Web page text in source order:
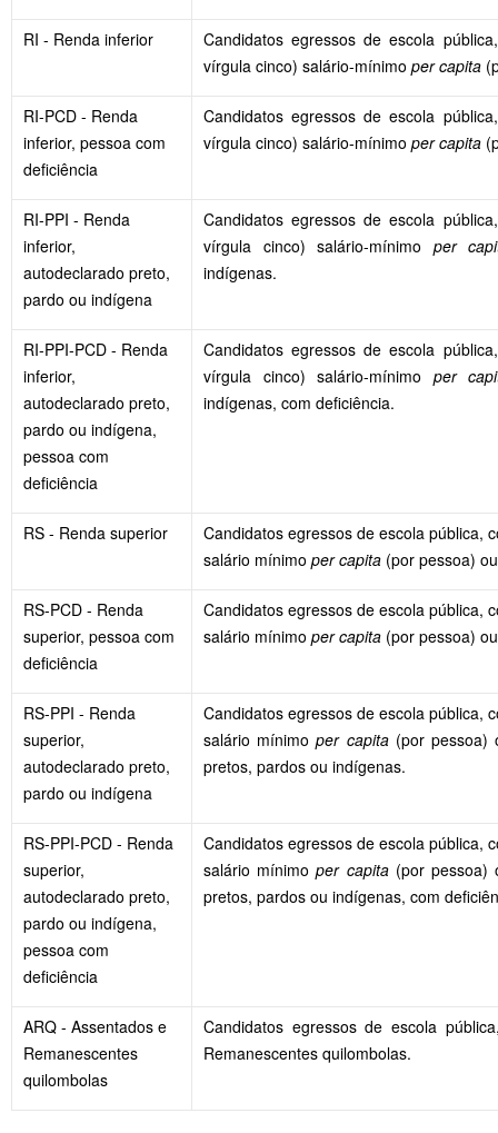
RI - Renda inferior
Candidatos egressos de escola
vírgula cinco) salário-mínimo per capita
RI-PCD - Renda
inferior, pessoa com
deficiência
Candidatos egressos de escola
vírgula cinco) salário-mínimo per capita
RI-PPI - Renda
inferior,
autodeclarado preto,
pardo ou indígena
Candidatos egressos de escola
vírgula cinco) salário-mínimo per
indígenas.
RI-PPI-PCD - Renda
inferior,
autodeclarado preto,
pardo ou indígena,
pessoa com
deficiência
Candidatos egressos de escola
vírgula cinco) salário-mínimo per
indígenas, com deficiência.
RS - Renda superior
Candidatos egressos de escola pública,
salário mínimo per capita (por pessoa)
RS-PCD - Renda
superior, pessoa com
deficiência
Candidatos egressos de escola pública,
salário mínimo per capita (por pessoa)
RS-PPI - Renda
superior,
autodeclarado preto,
pardo ou indígena
Candidatos egressos de escola pública,
salário mínimoper capita(por pessoa)
pretos, pardos ou indígenas.
RS-PPI-PCD - Renda
superior,
autodeclarado preto,
pardo ou indígena,
pessoa com
deficiência
Candidatos egressos de escola pública,
salário mínimoper capita(por pessoa)
pretos, pardos ou indígenas, com
ARQ - Assentados e
Remanescentes
quilombolas
Candidatos egressos de escola
Remanescentes quilombolas.